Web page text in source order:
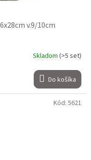
v.9/10cm
Skladom (>5 set)
Do košíka
Kód: 5621